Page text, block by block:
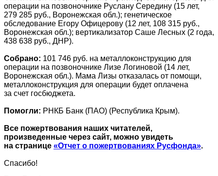
операции на позвоночнике Руслану Середину (15 лет,
279 285 руб., Воронежская обл.); генетическое
обследование Егору Офицерову (12 лет, 108 315 руб.,
Воронежская обл.); вертикализатор Саше Лесных (2 года,
438 638 руб., ДНР).
Собрано: 101 746 руб. на металлоконструкцию для
операции на позвоночнике Лизе Логиновой (14 лет,
Воронежская обл.). Мама Лизы отказалась от помощи,
металлоконструкция для операции будет оплачена
за счет госбюджета.
Помогли: РНКБ Банк (ПАО) (Республика Крым).
Все пожертвования наших читателей,
произведенные через сайт, можно увидеть
на странице «Отчет о пожертвованиях Русфонда».
Спасибо!